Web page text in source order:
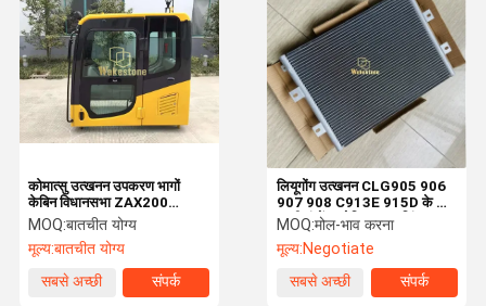
कोमात्सु उत्खनन उपकरण भागों
केबिन विधानसभा ZAX200
ZAX200-3G उत्खनन उपकरण
केबिन दरवाजा कोमात्सु केबिन
दरवाजा
MOQ:बातचीत योग्य
मूल्य:बातचीत योग्य
सबसे अच्छी
संपर्क
लियूगोंग उत्खनन CLG905 906
907 908 C913E 915D के लिए
ए/सी कंडेंसर रेडिएटर, कूलिंग
सिस्टम पार्ट्स
MOQ:मोल-भाव करना
मूल्य:Negotiate
सबसे अच्छी
संपर्क